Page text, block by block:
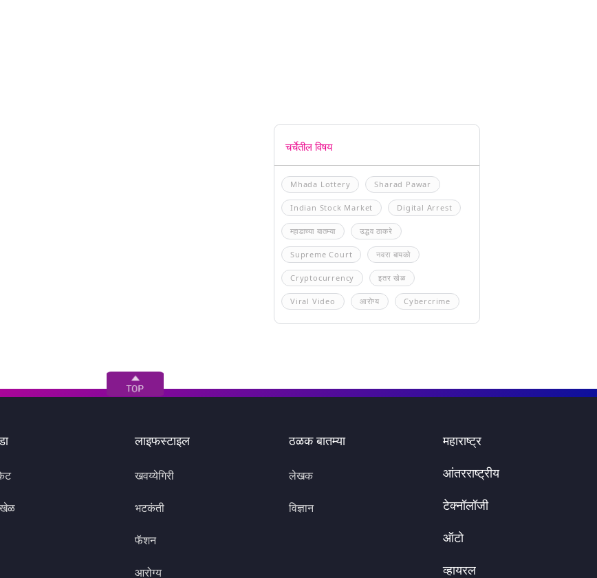
चर्चेतील विषय
Mhada Lottery Sharad Pawar
Indian Stock Market Digital Arrest
म्हाडाच्या बातम्या उद्धव ठाकरे
Supreme Court नवरा बायको
Cryptocurrency इतर खेळ
Viral Video आरोग्य Cybercrime
लाइफस्टाइल
खवय्येगिरी
भटकंती
फॅशन
आरोग्य
ठळक बातम्या
लेखक
विज्ञान
महाराष्ट्र
आंतरराष्ट्रीय
टेक्नॉलॉजी
ऑटो
व्हायरल